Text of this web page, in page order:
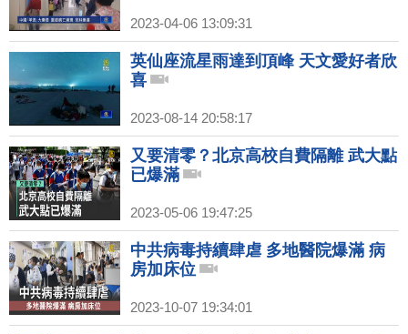
2023-04-06 13:09:31
英仙座流星雨達到頂峰 天文愛好者欣
喜
2023-08-14 20:58:17
又要清零？北京高校自費隔離 武大點
已爆滿
2023-05-06 19:47:25
中共病毒持續肆虐 多地醫院爆滿 病
房加床位
2023-10-07 19:34:01